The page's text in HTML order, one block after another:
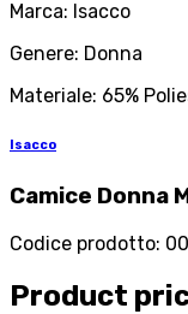
Marca: Isacco
Genere: Donna
Materiale: 65%
Isacco
Camice Donna
Codice prodotto:
Product